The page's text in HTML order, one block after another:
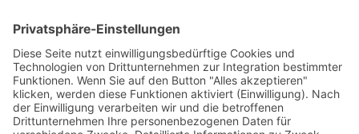
verankert – sogar, zumindest auf gedanklicher Ebene, bis in
die 1960er Jahre hinein. Diese Einsicht Bauers ist im
heutigen Deutschland zur bestimmenden Sichtweise
geworden und hat die gesellschaftliche Bewältigung von
Nationalsozialismus und Holocaust geleitet. Wie diese
Einsicht stellt sich heute der Stein den Passant*innen in
den Weg und zwingt zum Innehalten und Hinterfragen.